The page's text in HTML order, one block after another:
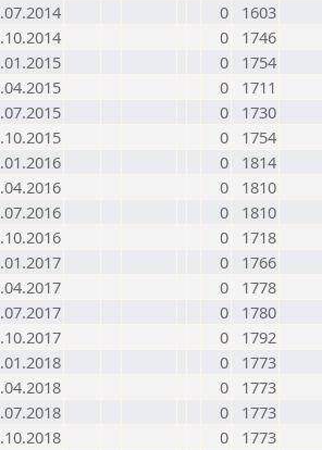
0
1603
0
1746
0
1754
0
1711
0
1730
0
1754
0
1814
0
1810
0
1810
0
1718
0
1766
0
1778
0
1780
0
1792
0
1773
0
1773
0
1773
0
1773